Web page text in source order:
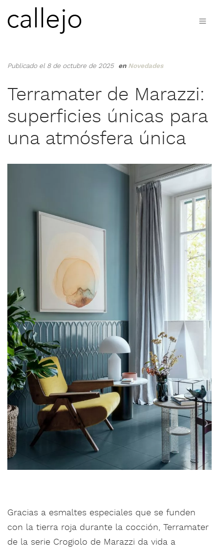
Publicado el 8 de octubre de 2025 en Novedades
Terramater de Marazzi:
superficies únicas para
una atmósfera única
Gracias a esmaltes especiales que se funden
con la tierra roja durante la cocción, Terramater
de la serie Crogiolo de Marazzi da vida a